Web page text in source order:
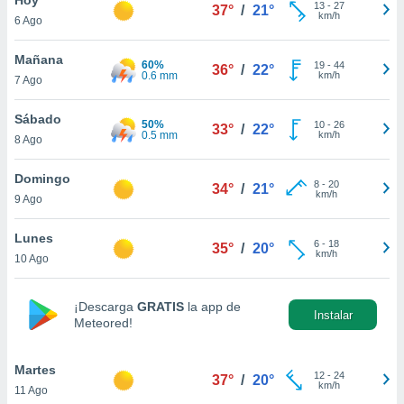
en
más
nuestra
de
aceptar
de
6 Ago
37° / 21° 13- 27
km/h
Mañana
7 Ago
60%
0.6 mm
36° / 22° 19- 44
km/h
Sábado
8 Ago
50%
0.5 mm
33° / 22° 10- 26
km/h
Domingo
9 Ago
34° / 21° 8- 20
km/h
Lunes
10 Ago
35° / 20° 6- 18
km/h
¡Descarga GRATIS la app de
Meteored!
Instalar
Martes
11 Ago
37° / 20° 12- 24
km/h